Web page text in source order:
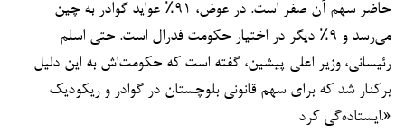
حاضر سهم آن صفر است. در عوض، ۹۱٪ عواید گوادر به چین
می‌رسد و ۹٪ دیگر در اختیار حکومت فدرال است. حتی اسلم
رئیسانی، وزیر اعلی پیشین، گفته است که حکومت‌اش به این دلیل
برکنار شد که برای سهم قانونی بلوچستان در گوادر و ریکودیک
ایستاده‌گی کرد.»